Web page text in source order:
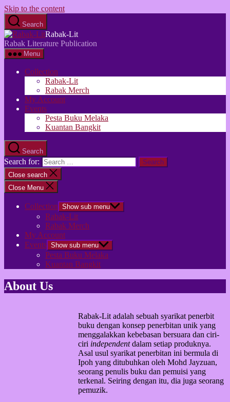
Skip to the content
Search
Rabak-Lit
Rabak Literature Publication
Menu
Collection
Rabak-Lit
Rabak Merch
My Account
Events
Pesta Buku Melaka
Kuantan Bangkit
Search
Search for:
Close search
Close Menu
Collection Show sub menu
Rabak-Lit
Rabak Merch
My Account
Events Show sub menu
Pesta Buku Melaka
Kuantan Bangkit
About Us
Rabak-Lit adalah sebuah syarikat penerbit
buku dengan konsep penerbitan unik yang
menggalakkan kebebasan bersuara dan ciri-
ciri independentdalam setiap produknya.
Asal usul syarikat penerbitan ini bermula di
Ipoh yang ditubuhkan oleh Mohd Jayzuan,
seorang penulis buku dan pemuisi yang
terkenal. Seiring dengan itu, dia juga seorang
pemuzik.